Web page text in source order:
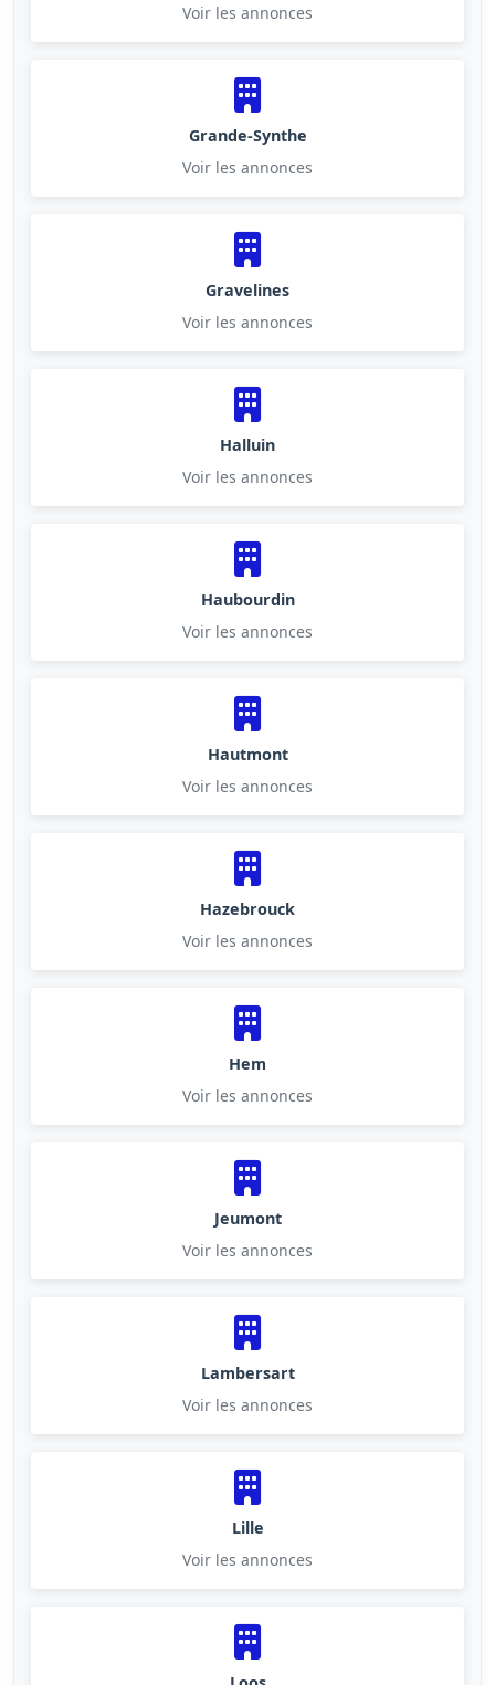
Voir les annonces
Grande-Synthe
Voir les annonces
Gravelines
Voir les annonces
Halluin
Voir les annonces
Haubourdin
Voir les annonces
Hautmont
Voir les annonces
Hazebrouck
Voir les annonces
Hem
Voir les annonces
Jeumont
Voir les annonces
Lambersart
Voir les annonces
Lille
Voir les annonces